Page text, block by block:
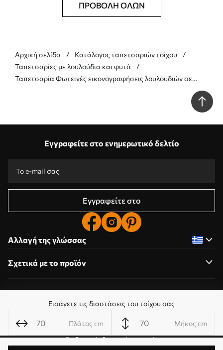
Εισάγετε τις διαστάσεις του τοίχου σας
Πλάτος cm Μήκος cm
ΠΡΟΒΟΛΉ ΌΛΩΝ
Αρχική σελίδα
Κατάλογος ταπετσαριών τοίχου
Ταπετσαρίες με λουλούδια και φυτά
Ταπετσαρία Φωτεινές εικονογραφήσεις λουλουδιών σε
Εγγραφείτε στο ενημερωτικό δελτίο
Εγγραφείτε στο
Αλλαγή της γλώσσας
Σχετικά με το προϊόν
Σχετικά με την εταιρεία
Επεξεργασία δικαιωμάτων cookie